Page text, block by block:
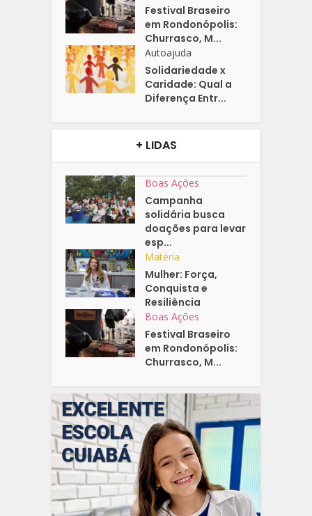
Festival Braseiro
em Rondonópolis:
Churrasco, M...
Autoajuda
Solidariedade x
Caridade: Qual a
Diferença Entr...
+ LIDAS
Boas Ações
Campanha
solidária busca
doações para levar
esp...
Matéria
Mulher: Força,
Conquista e
Resiliência
Boas Ações
Festival Braseiro
em Rondonópolis:
Churrasco, M...